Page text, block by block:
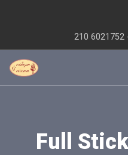
210 6021752
Full